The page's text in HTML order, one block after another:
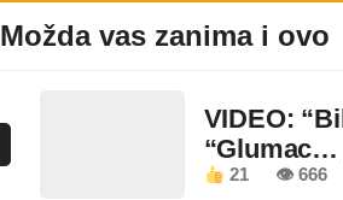
Možda vas zanima i ovo
VIDEO:
21 👁 666